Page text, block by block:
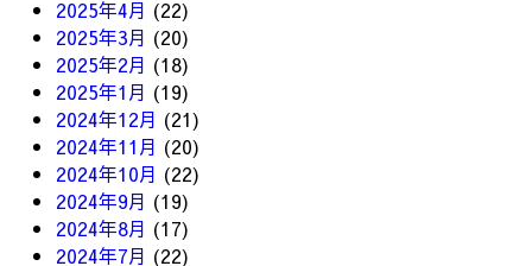
2025年4月 (22)
2025年3月 (20)
2025年2月 (18)
2025年1月 (19)
2024年12月 (21)
2024年11月 (20)
2024年10月 (22)
2024年9月 (19)
2024年8月 (17)
2024年7月 (22)